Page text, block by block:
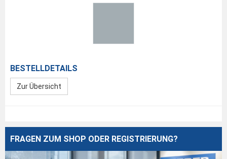
BESTELLDETAILS
Zur Übersicht
FRAGEN ZUM SHOP ODER REGISTRIERUNG?